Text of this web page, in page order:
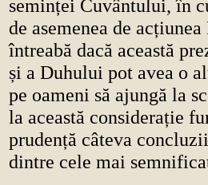
seminței Cuvântului, în
de asemenea de
întreabă dacă această
și a Duhului pot avea o
pe oameni să ajungă la
la această considerație
prudență câteva
dintre cele mai